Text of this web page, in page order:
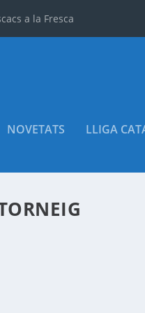
a la Fresca
NOVETATS LLIGA